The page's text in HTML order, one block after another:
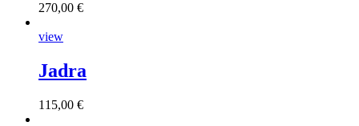
270,00 €
view
Jadra
115,00 €